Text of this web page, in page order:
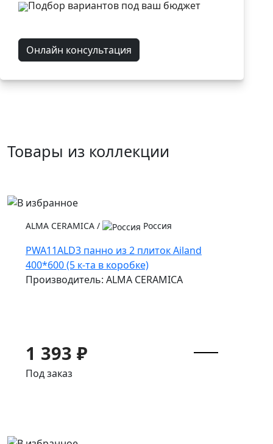
Подбор вариантов под ваш бюджет
Онлайн консультация
Товары из коллекции
ALMA CERAMICA / Россия
PWA11ALD3 панно из 2 плиток Ailand
400*600 (5 к-та в коробке)
Производитель: ALMA CERAMICA
1 393 ₽
Под заказ